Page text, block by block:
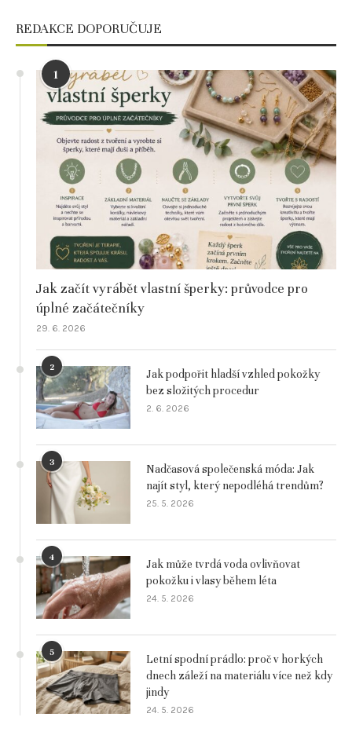
REDAKCE DOPORUČUJE
1
Jak začít vyrábět vlastní šperky: průvodce pro
úplné začátečníky
29. 6. 2026
2
Jak podpořit hladší vzhled pokožky
bez složitých procedur
2. 6. 2026
3
Nadčasová společenská móda: Jak
najít styl, který nepodléhá trendům?
25. 5. 2026
4
Jak může tvrdá voda ovlivňovat
pokožku i vlasy během léta
24. 5. 2026
5
Letní spodní prádlo: proč v horkých
dnech záleží na materiálu více než kdy
jindy
24. 5. 2026